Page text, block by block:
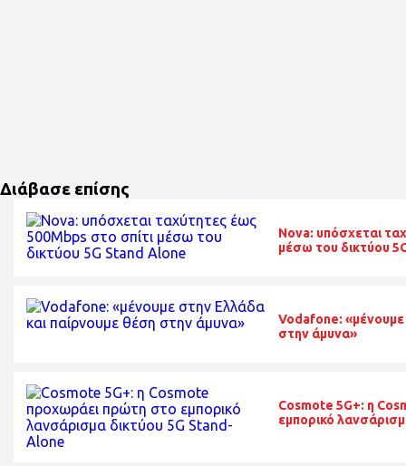
Διάβασε επίσης
Nova: υπόσχεται
μέσω του δικτύου
Vodafone:
στην άμυνα»
Cosmote 5G+: η
εμπορικό